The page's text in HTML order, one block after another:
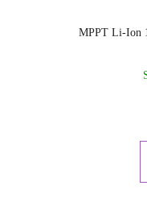
MPPT Li-Ion